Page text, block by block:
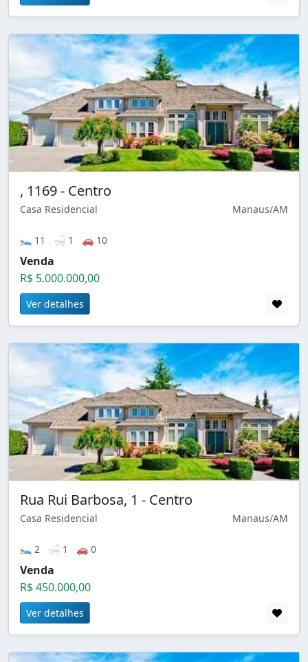
, 1169 - Centro
Casa Residencial Manaus/AM
🛌 11 🛁 1 🚗 10
Venda
R$ 5.000.000,00
Ver detalhes
Rua Rui Barbosa, 1 - Centro
Casa Residencial Manaus/AM
🛌 2 🛁 1 🚗 0
Venda
R$ 450.000,00
Ver detalhes